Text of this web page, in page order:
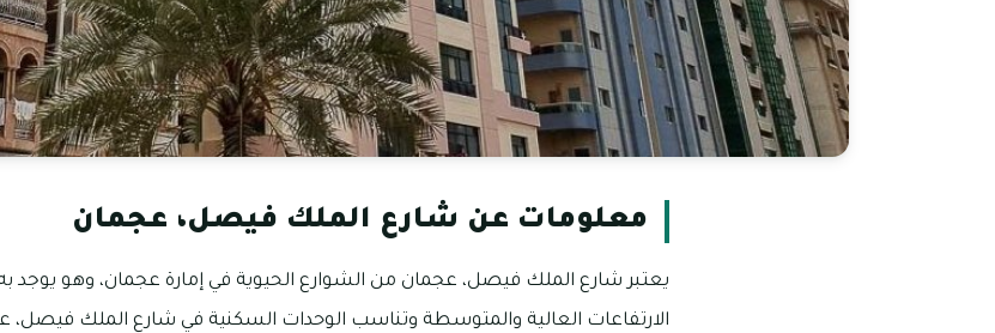
معلومات عن شارع الملك فيصل، عجمان
يعتبر شارع الملك فيصل، عجمان من الشوارع الحيوية في إمارة عجمان، وهو يوجد
الارتفاعات العالية والمتوسطة وتناسب الوحدات السكنية في شارع الملك فيصل،